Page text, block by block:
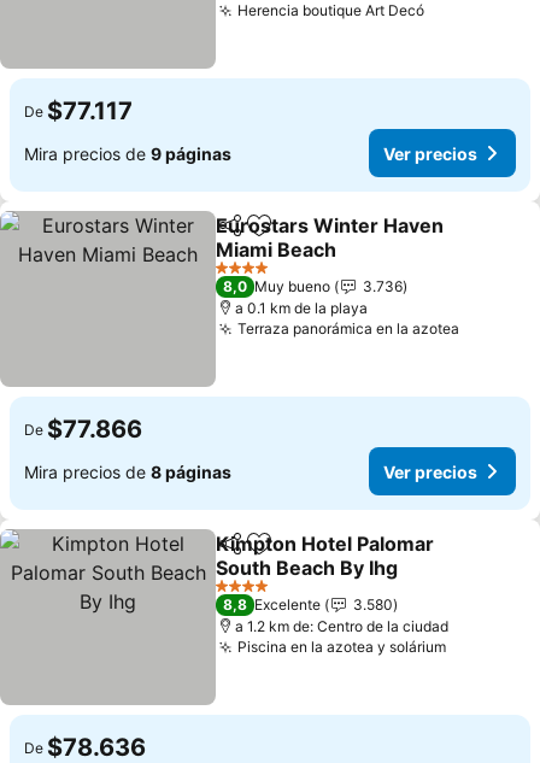
Herencia boutique Art DecóVer precios
De $77.117
Mira precios de 9 páginas Ver precios
CompartirAgregar a favoritos
Eurostars Winter Haven
Miami Beach
Ver precios
4 Estrellas
8,0 Muy bueno
3.736
a 0.1 km de la playa
Terraza panorámica en la azotea
De $77.866
Mira precios de 8 páginas Ver precios
CompartirAgregar a favoritos
Kimpton Hotel Palomar
South Beach By Ihg
Ver precios
4 Estrellas
8,8 Excelente
3.580
a 1.2 km de: Centro de la ciudad
Piscina en la azotea y soláriumVer
De $78.636